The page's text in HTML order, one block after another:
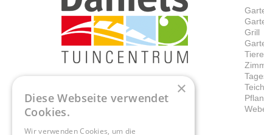
Grill
×
Diese Webseite verwendet
Cookies.
Wir verwenden Cookies, um die